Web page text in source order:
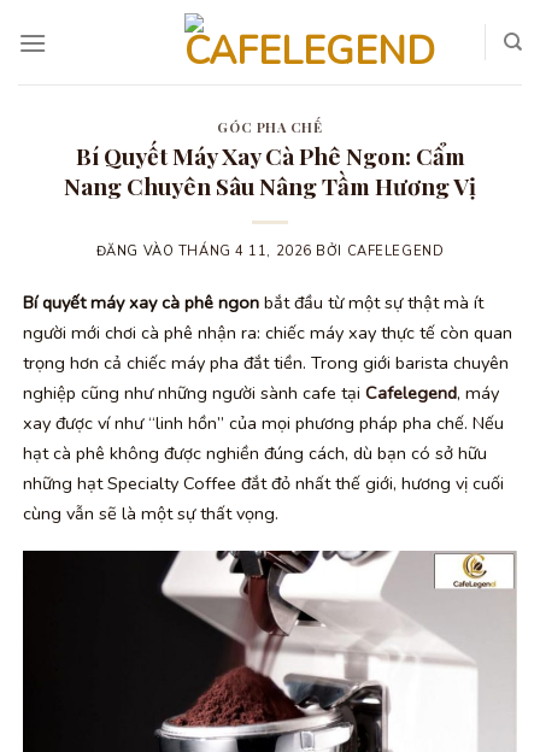
qua
GÓC PHA CHẾ
Bí Quyết Máy Xay Cà Phê Ngon: Cẩm
Nang Chuyên Sâu Nâng Tầm Hương Vị
ĐĂNG VÀO THÁNG 4 11, 2026 BỞI CAFELEGEND
Bí quyết máy xay cà phê ngon bắt đầu từ một sự thật mà ít
người mới chơi cà phê nhận ra: chiếc máy xay thực tế còn quan
trọng hơn cả chiếc máy pha đắt tiền. Trong giới barista chuyên
nghiệp cũng như những người sành cafe tại Cafelegend, máy
xay được ví như “linh hồn” của mọi phương pháp pha chế. Nếu
hạt cà phê không được nghiền đúng cách, dù bạn có sở hữu
những hạt Specialty Coffee đắt đỏ nhất thế giới, hương vị cuối
cùng vẫn sẽ là một sự thất vọng.